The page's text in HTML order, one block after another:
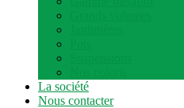
La société
Nous contacter